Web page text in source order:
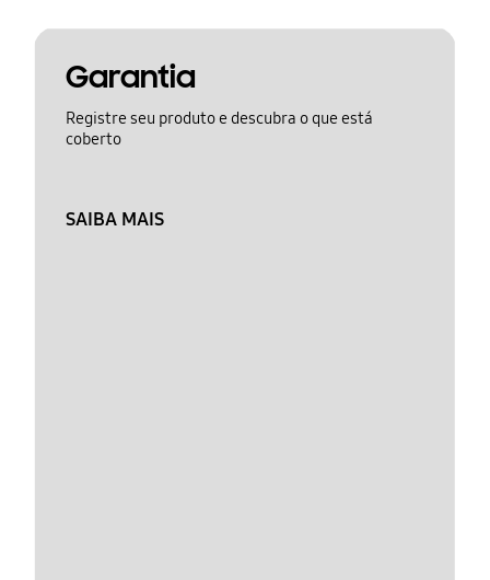
Garantia
Registre seu produto e descubra o que está
coberto
SAIBA MAIS